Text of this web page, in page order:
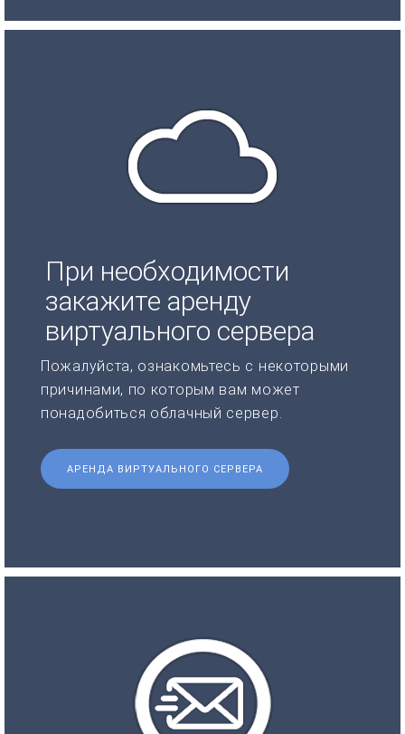
При необходимости
закажите аренду
виртуального сервера
Пожалуйста, ознакомьтесь с некоторыми
причинами, по которым вам может
понадобиться облачный сервер.
АРЕНДА ВИРТУАЛЬНОГО СЕРВЕРА